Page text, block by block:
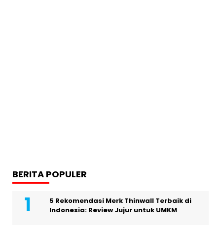
BERITA POPULER
5 Rekomendasi Merk Thinwall Terbaik di
Indonesia: Review Jujur untuk UMKM